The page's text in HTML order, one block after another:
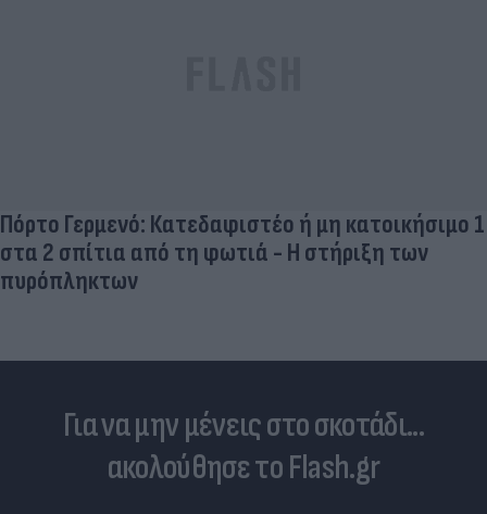
ή μη κατοικήσιμο 1
φωτιά - Η στήριξη των
Γιατί
του βιολογικού
Για να μην μένεις στο σκοτάδι...
ακολούθησε το Flash.gr